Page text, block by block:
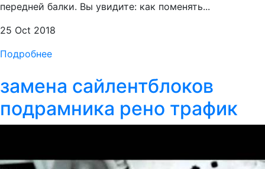
передней балки. Вы увидите: как поменять...
25 Oct 2018
Подробнее
замена сайлентблоков
подрамника рено трафик